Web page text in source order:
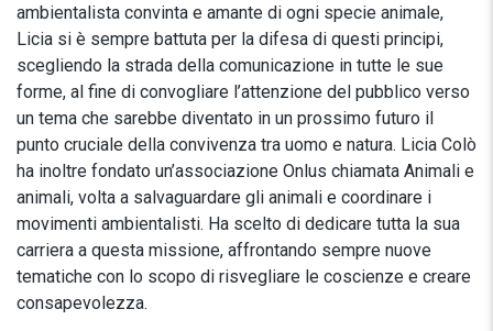
ambientalista convinta e amante di ogni specie animale,
Licia si è sempre battuta per la difesa di questi principi,
scegliendo la strada della comunicazione in tutte le sue
forme, al fine di convogliare l’attenzione del pubblico verso
un tema che sarebbe diventato in un prossimo futuro il
punto cruciale della convivenza tra uomo e natura. Licia Colò
ha inoltre fondato un’associazione Onlus chiamata Animali e
animali, volta a salvaguardare gli animali e coordinare i
movimenti ambientalisti. Ha scelto di dedicare tutta la sua
carriera a questa missione, affrontando sempre nuove
tematiche con lo scopo di risvegliare le coscienze e creare
consapevolezza.